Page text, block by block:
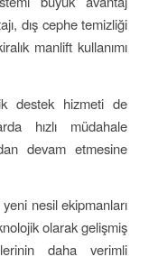
dış cephe temizliği
manlift kullanımı
destek hizmeti de
hızlı müdahale
devam etmesine
nesil ekipmanları
olarak gelişmiş
daha verimli